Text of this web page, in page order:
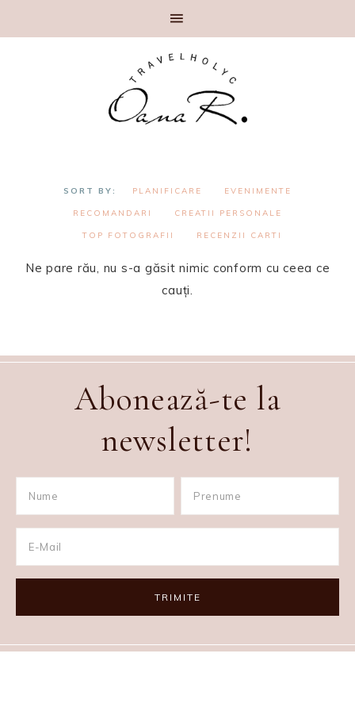
PLANIFICARE EVENIMENTE
RECOMANDARI CREATII PERSONALE
TOP FOTOGRAFII RECENZII CARTI
Ne pare rău, nu s-a găsit nimic conform cu ceea ce
cauți.
Abonează-te la
newsletter!